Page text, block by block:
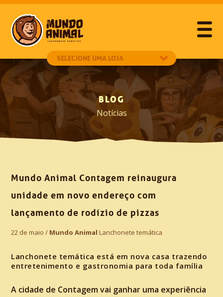
BLOG
Notícias
Mundo Animal Contagem reinaugura
unidade em novo endereço com
lançamento de rodízio de pizzas
22 de maio / Mundo Animal Lanchonete temática
Lanchonete temática está em nova casa trazendo
entretenimento e gastronomia para toda família
A cidade de Contagem vai ganhar uma experiência